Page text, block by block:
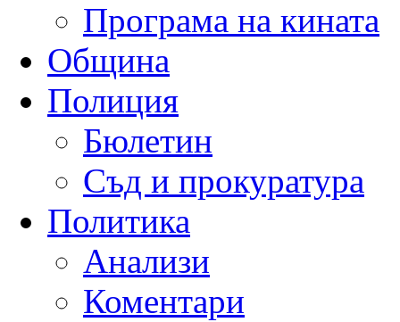
Програма на кината
Община
Полиция
Бюлетин
Съд и прокуратура
Политика
Анализи
Коментари